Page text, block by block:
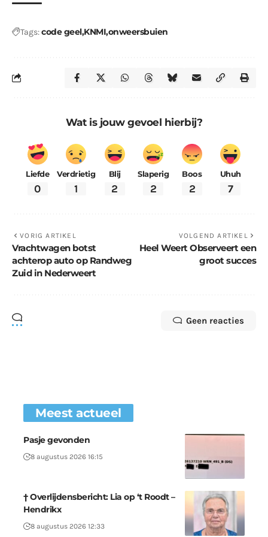
Tags:code geelKNMIonweersbuien
Wat is jouw gevoel hierbij?
Liefde
0
Verdrietig
1
Blij
2
Slaperig
2
Boos
2
Uhuh
7
VORIG ARTIKEL
Vrachtwagen botst
achterop auto op Randweg
Zuid in Nederweert
VOLGEND ARTIKEL
Heel Weert Observeert een
groot succes
Geen reacties
Meest actueel
Pasje gevonden
8 augustus 2026 16:15
† Overlijdensbericht: Lia op ‘t Roodt –
Hendrikx
8 augustus 2026 12:33